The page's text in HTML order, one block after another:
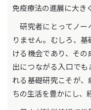
免疫療法の進展に大き
研究者にとってノー
りません。むしろ、
ける機会であり、そ
出につながる入口で
れる基礎研究こそが
ちの生活を豊かにし、